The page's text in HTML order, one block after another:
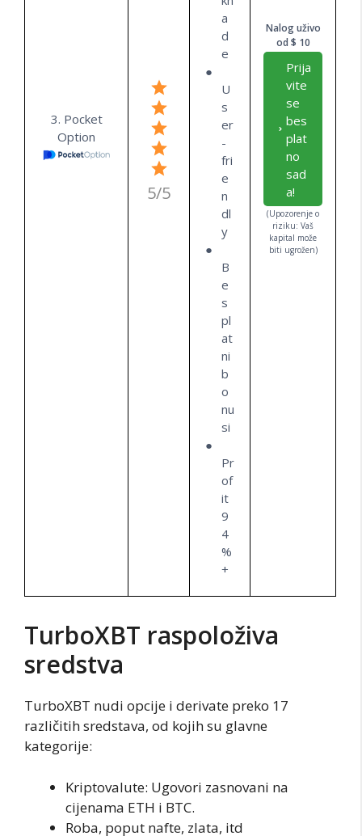
3. Pocket
Option
5/5
a
d
e
U
s
er
-
fri
e
n
dl
y
B
e
s
pl
at
ni
b
o
nu
si
Pr
of
it
9
4
%
+
Nalog uživo
od $ 10
Prija
vite
se
bes
plat
no
sad
a!
(Upozorenje o
riziku: Vaš
kapital može
biti ugrožen)
TurboXBT raspoloživa
sredstva
TurboXBT nudi opcije i derivate preko 17
različitih sredstava, od kojih su glavne
kategorije:
Kriptovalute: Ugovori zasnovani na
cijenama ETH i BTC.
Roba, poput nafte, zlata, itd